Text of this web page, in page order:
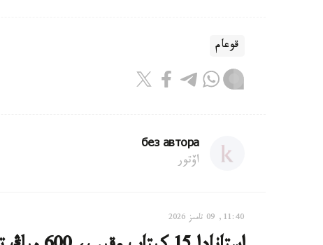
قوعام
без автора
اۆتور
11:40, 09 تامىز 2026